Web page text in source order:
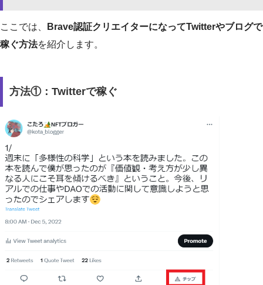
ここでは、
Brave認証クリエイターになってTwitterやブログで
稼ぐ方法を紹介します。
方法①：Twitterで稼ぐ